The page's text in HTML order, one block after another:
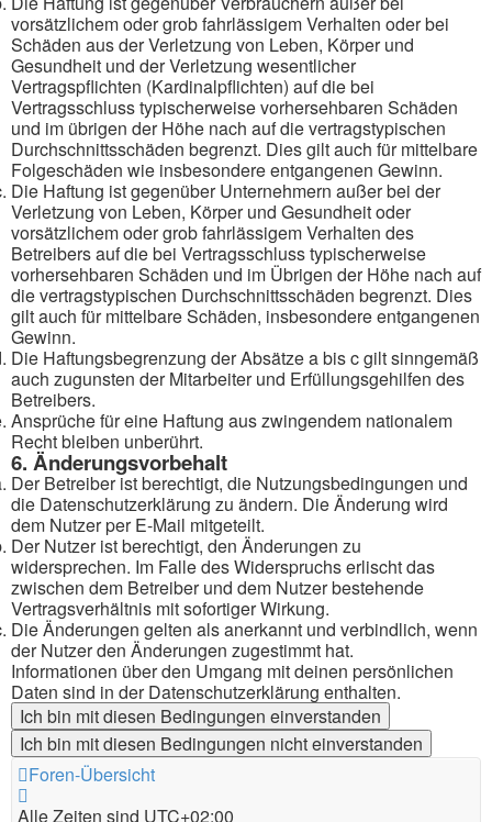
vorsätzlichem oder grob fahrlässigem Verhalten oder bei
Schäden aus der Verletzung von Leben, Körper und
Gesundheit und der Verletzung wesentlicher
Vertragspflichten (Kardinalpflichten) auf die bei
Vertragsschluss typischerweise vorhersehbaren Schäden
und im übrigen der Höhe nach auf die vertragstypischen
Durchschnittsschäden begrenzt. Dies gilt auch für mittelbare
Folgeschäden wie insbesondere entgangenen Gewinn.
Die Haftung ist gegenüber Unternehmern außer bei der
Verletzung von Leben, Körper und Gesundheit oder
vorsätzlichem oder grob fahrlässigem Verhalten des
Betreibers auf die bei Vertragsschluss typischerweise
vorhersehbaren Schäden und im Übrigen der Höhe nach auf
die vertragstypischen Durchschnittsschäden begrenzt. Dies
gilt auch für mittelbare Schäden, insbesondere entgangenen
Gewinn.
Die Haftungsbegrenzung der Absätze a bis c gilt sinngemäß
auch zugunsten der Mitarbeiter und Erfüllungsgehilfen des
Betreibers.
Ansprüche für eine Haftung aus zwingendem nationalem
Recht bleiben unberührt.
6. Änderungsvorbehalt
Der Betreiber ist berechtigt, die Nutzungsbedingungen und
die Datenschutzerklärung zu ändern. Die Änderung wird
dem Nutzer per E-Mail mitgeteilt.
Der Nutzer ist berechtigt, den Änderungen zu
widersprechen. Im Falle des Widerspruchs erlischt das
zwischen dem Betreiber und dem Nutzer bestehende
Vertragsverhältnis mit sofortiger Wirkung.
Die Änderungen gelten als anerkannt und verbindlich, wenn
der Nutzer den Änderungen zugestimmt hat.
Informationen über den Umgang mit deinen persönlichen
Daten sind in der Datenschutzerklärung enthalten.
Foren-Übersicht
Alle Zeiten sind UTC+02:00